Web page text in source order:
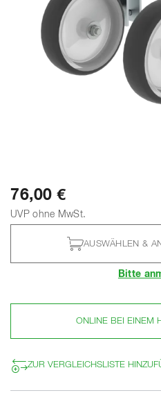
76,00 €
UVP ohne MwSt.
AUSWÄHLEN &
Bitte
ONLINE BEI EINEM
ZUR VERGLEICHSLISTE